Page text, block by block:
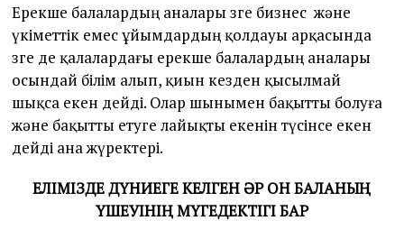
Ерекше балалардың аналары өзге бизнес және
үкіметтік емес ұйымдардың қолдауы арқасында
өзге де қалалардағы ерекше балалардың аналары
осындай білім алып, қиын кезден қысылмай
шықса екен дейді. Олар шынымен бақытты болуға
және бақытты етуге лайықты екенін түсінсе екен
дейді ана жүректері.
ЕЛІМІЗДЕ ДҮНИЕГЕ КЕЛГЕН ӘР ОН БАЛАНЫҢ
ҮШЕУІНІҢ МҮГЕДЕКТІГІ БАР